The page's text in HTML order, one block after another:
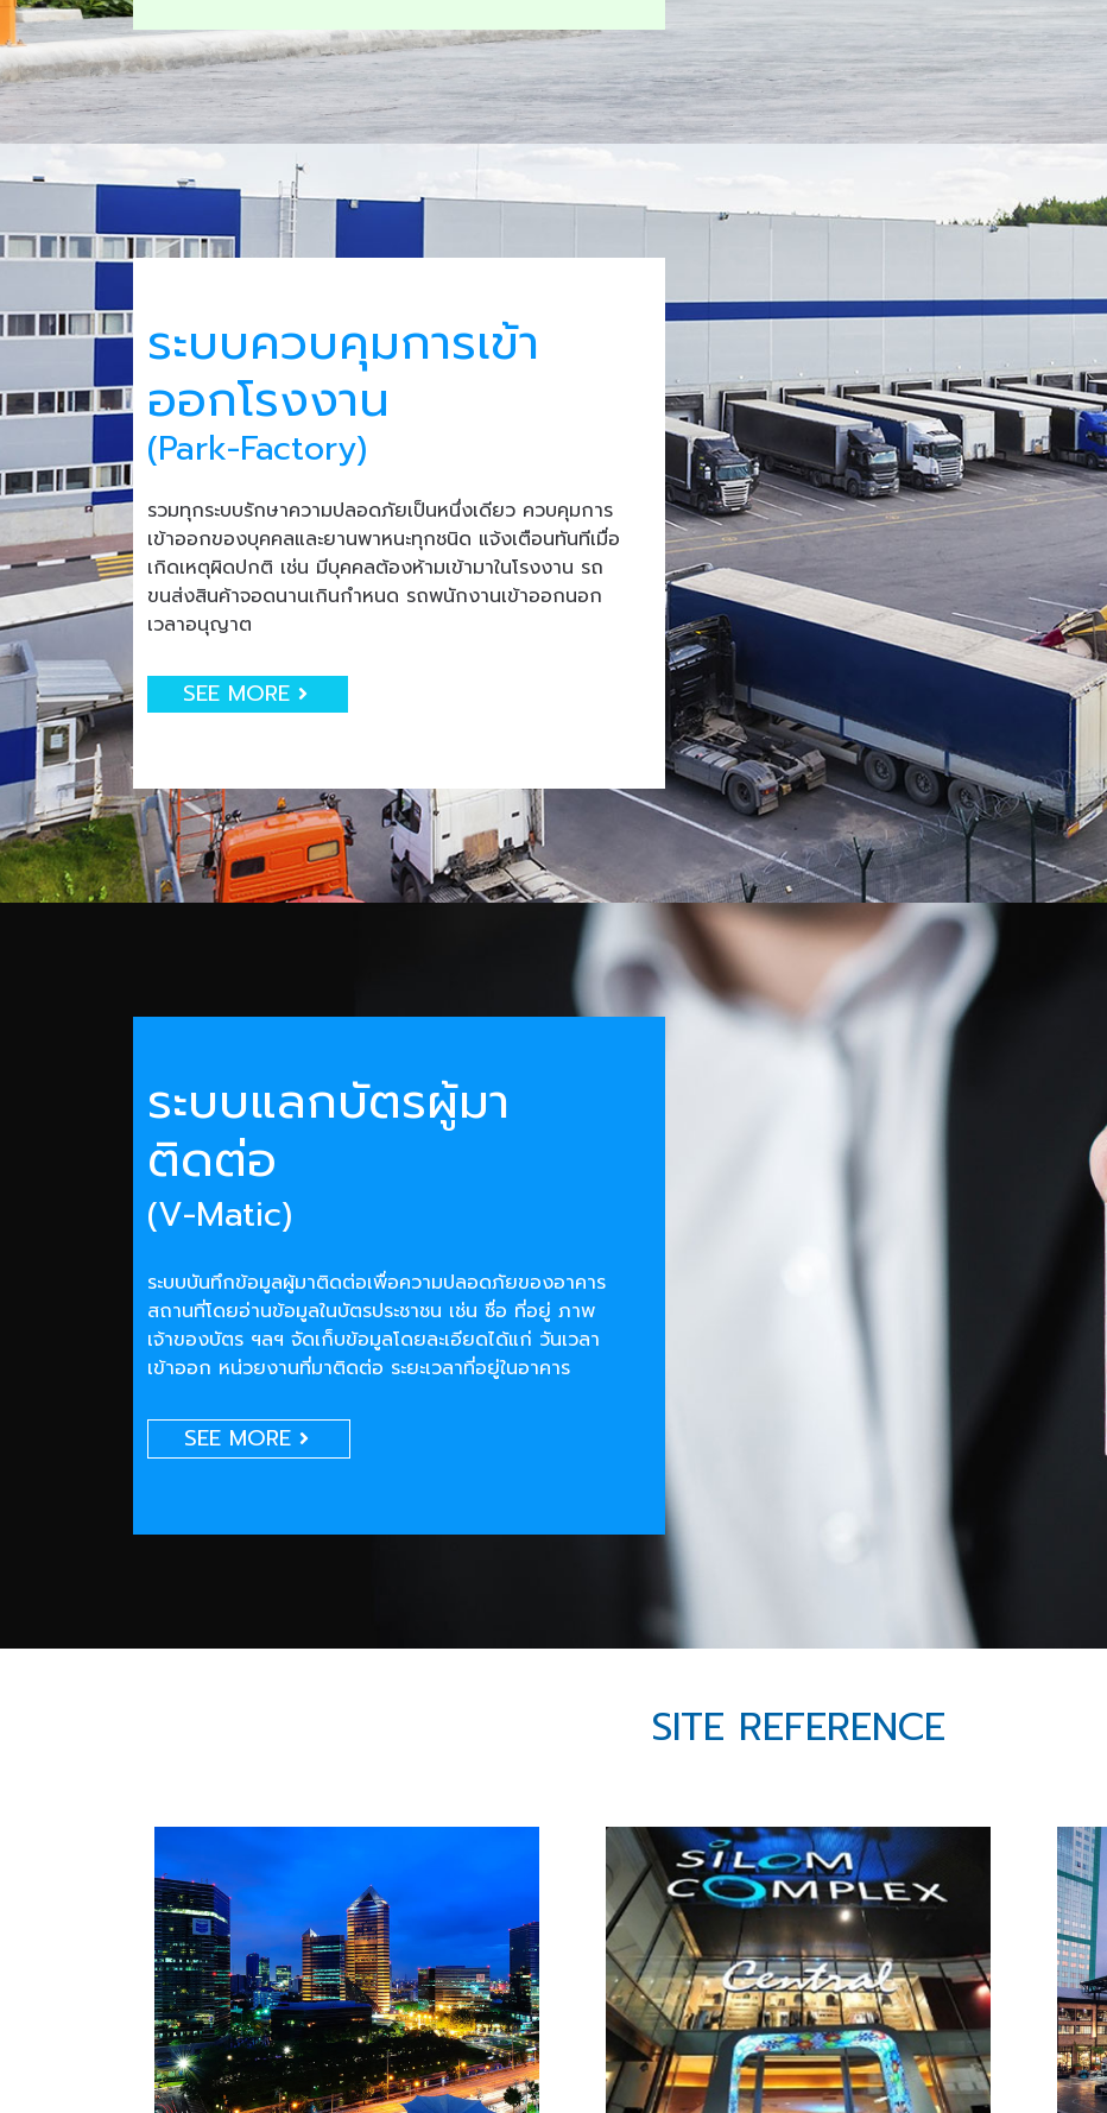
ระบบควบคุมการเข้า
ออกโรงงาน
(Park-Factory)
รวมทุกระบบรักษาความปลอดภัยเป็นหนึ่งเดียว ควบคุมการ
เข้าออกของบุคคลและยานพาหนะทุกชนิด แจ้งเตือนทันทีเมื่อ
เกิดเหตุผิดปกติ เช่น มีบุคคลต้องห้ามเข้ามาในโรงงาน รถ
ขนส่งสินค้าจอดนานเกินกำหนด รถพนักงานเข้าออกนอก
เวลาอนุญาต
SEE MORE
ระบบแลกบัตรผู้มา
ติดต่อ
(V-Matic)
ระบบบันทึกข้อมูลผู้มาติดต่อเพื่อความปลอดภัยของอาคาร
สถานที่โดยอ่านข้อมูลในบัตรประชาชน เช่น ชื่อ ที่อยู่ ภาพ
เจ้าของบัตร ฯลฯ จัดเก็บข้อมูลโดยละเอียดได้แก่ วันเวลา
เข้าออก หน่วยงานที่มาติดต่อ ระยะเวลาที่อยู่ในอาคาร
SEE MORE
SITE REFERENCE